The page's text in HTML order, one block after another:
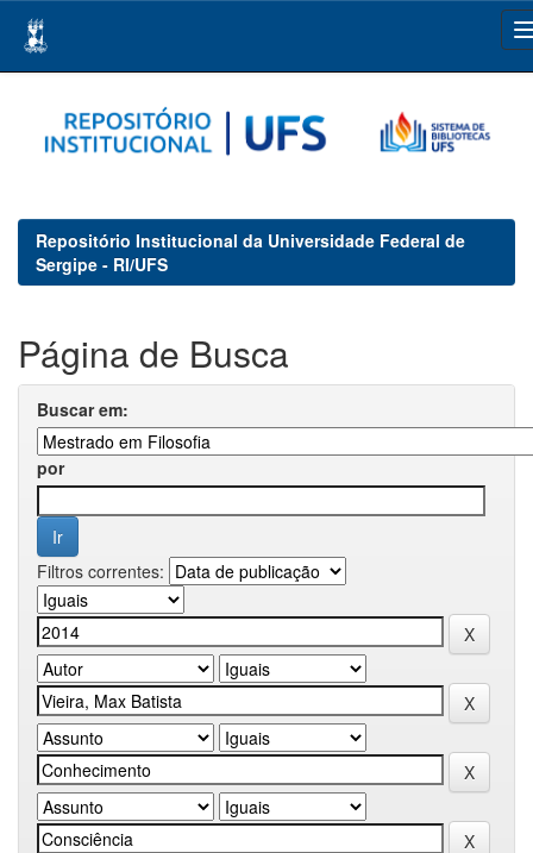
navigation
Repositório Institucional da Universidade Federal de
Sergipe - RI/UFS
Página de Busca
Buscar em:
por
Filtros correntes: